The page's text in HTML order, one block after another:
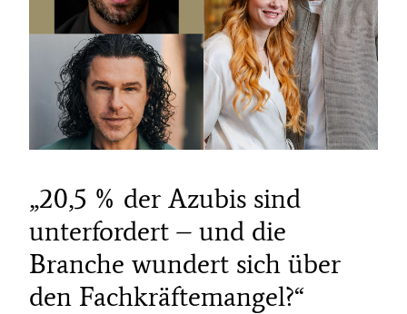
„20,5 % der Azubis sind
unterfordert – und die
Branche wundert sich über
den Fachkräftemangel?“